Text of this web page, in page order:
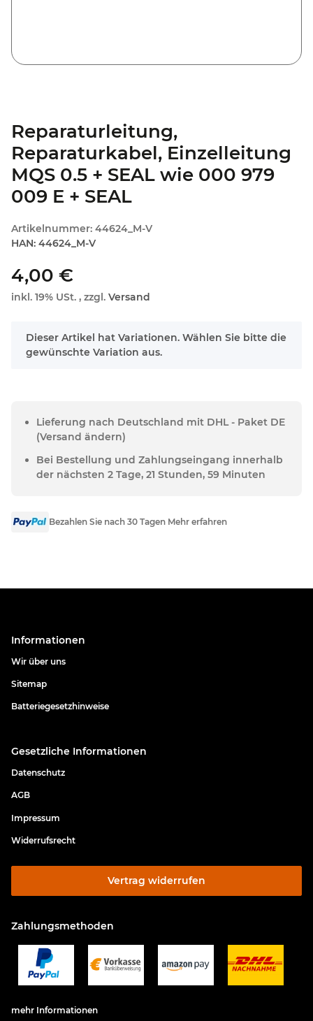
Reparaturleitung,
Reparaturkabel, Einzelleitung
MQS 0.5 + SEAL wie 000 979
009 E + SEAL
Artikelnummer: 44624_M-V
HAN: 44624_M-V
4,00 €
inkl. 19% USt. , zzgl. Versand
x
Dieser Artikel hat Variationen. Wählen Sie bitte die
gewünschte Variation aus.
Lieferung nach Deutschland mit DHL - Paket DE
(Versand ändern)
Bei Bestellung und Zahlungseingang innerhalb
der nächsten 2 Tage, 21 Stunden, 59 Minuten
Bezahlen Sie nach 30 Tagen Mehr erfahren
Informationen
Wir über uns
Sitemap
Batteriegesetzhinweise
Gesetzliche Informationen
Datenschutz
AGB
Impressum
Widerrufsrecht
Vertrag widerrufen
Zahlungsmethoden
mehr Informationen